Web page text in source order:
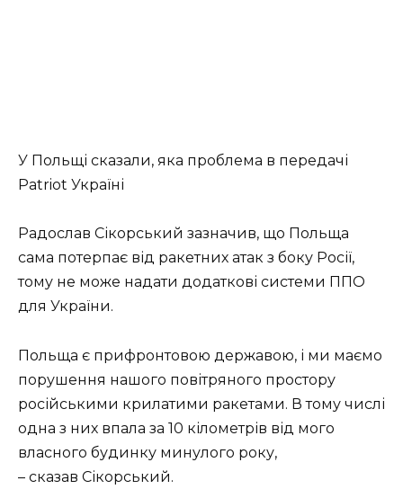
У Польщі сказали, яка проблема в передачі
Patriot Україні
Радослав Сікорський зазначив, що Польща
сама потерпає від ракетних атак з боку Росії,
тому не може надати додаткові системи ППО
для України.
Польща є прифронтовою державою, і ми маємо
порушення нашого повітряного простору
російськими крилатими ракетами. В тому числі
одна з них впала за 10 кілометрів від мого
власного будинку минулого року,
– сказав Сікорський.